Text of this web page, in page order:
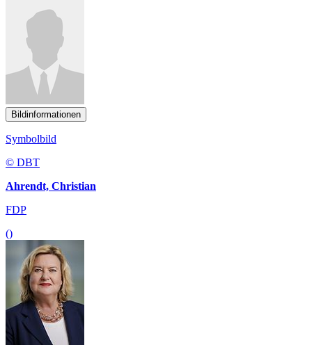
Bildinformationen
Symbolbild
© DBT
Ahrendt, Christian
FDP
()